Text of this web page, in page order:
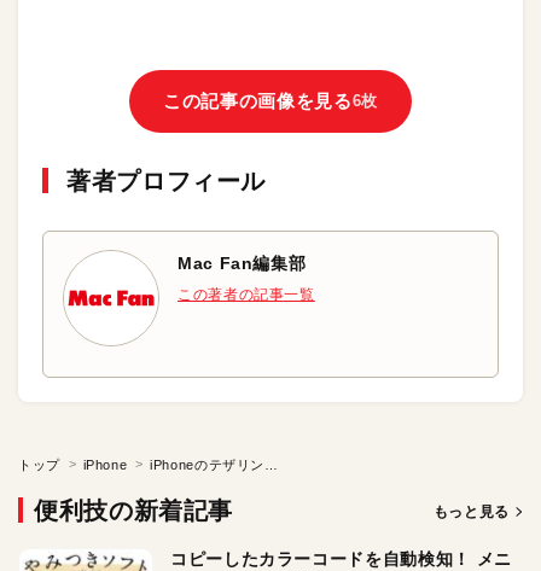
この記事の画像を見る6枚
著者プロフィール
Mac Fan編集部
この著者の記事一覧
トップ iPhone
便利技の新着記事 もっと見る
コピーしたカラーコードを自動検知！ メニ